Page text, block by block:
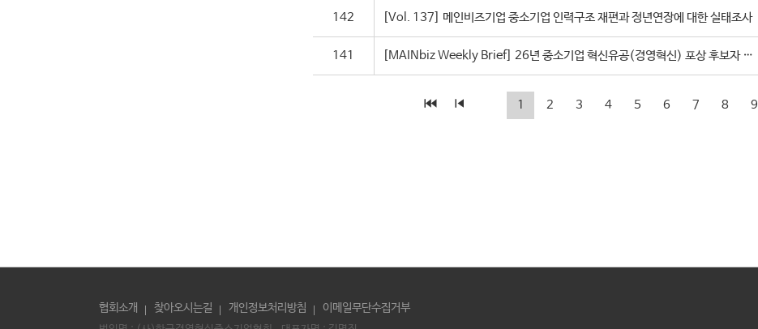
142 [Vol. 137] 메인비즈기업 중소기업 인력구조 재편과 정년연장에 대한 실태조사
141 [MAINbiz Weekly Brief] 26년 중소기업 혁신유공(경영혁신) 포상 후보자 모집
1 2 3 4 5 6 7 8 9
협회소개 찾아오시는길 개인정보처리방침 이메일무단수집거부